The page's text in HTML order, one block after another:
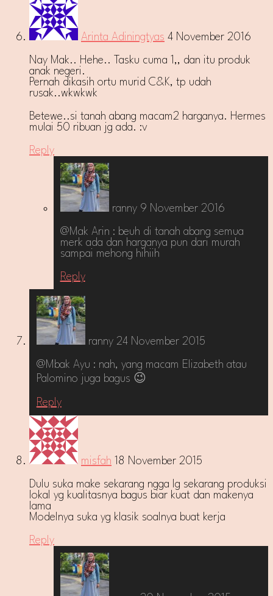
Arinta Adiningtyas 4 November 2016
Nay Mak.. Hehe.. Tasku cuma 1,, dan itu produk
anak negeri.
Pernah dikasih ortu murid C&K, tp udah
rusak..wkwkwk
Betewe..si tanah abang macam2 harganya. Hermes
mulai 50 ribuan jg ada. :v
Reply
ranny 9 November 2016
@Mak Arin : beuh di tanah abang semua
merk ada dan harganya pun dari murah
sampai mehong hihiih
Reply
ranny 24 November 2015
@Mbak Ayu : nah, yang macam Elizabeth atau
Palomino juga bagus 😉
Reply
misfah 18 November 2015
Dulu suka make sekarang ngga lg sekarang produksi
lokal yg kualitasnya bagus biar kuat dan makenya
lama
Modelnya suka yg klasik soalnya buat kerja
Reply